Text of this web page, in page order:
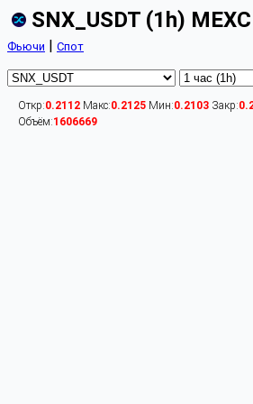
SNX_USDT (1h) MEXC
Фьючи | Спот
Откр:0.2112 Макс:0.2125 Мин:0.2103 Закр:
Объём:1606669